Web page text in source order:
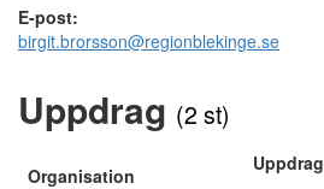
E-post:
birgit.brorsson@regionblekinge.se
Uppdrag (2 st)
Organisation
Uppdrag